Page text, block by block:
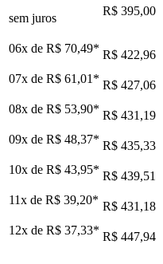
sem juros
R$ 395,00
06x de R$ 70,49* R$ 422,96
07x de R$ 61,01 * R$ 427,06
08x de R$ 53,90* R$ 431,19
09x de R$ 48,37* R$ 435,33
10x de R$ 43,95* R$ 439,51
11x de R$ 39,20* R$ 431,18
12x de R$ 37,33* R$ 447,94